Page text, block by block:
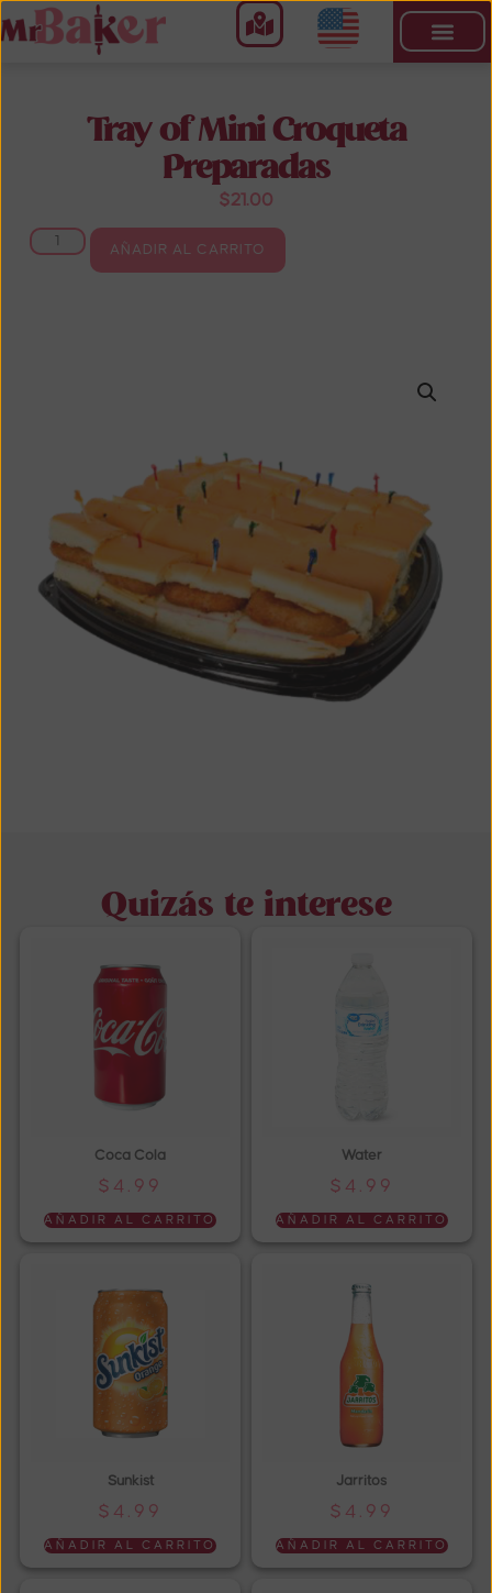
Tray of Mini Croqueta
Preparadas
$21.00
AÑADIR AL CARRITO
Quizás te interese
Coca Cola
$ 4.99
AÑADIR AL CARRITO
Water
$ 4.99
AÑADIR AL CARRITO
Sunkist
$ 4.99
AÑADIR AL CARRITO
Jarritos
$ 4.99
AÑADIR AL CARRITO